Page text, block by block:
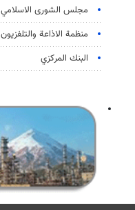
مجلس الشورى الاسلامي
منظمة الاذاعة والتلفزیون
البنك المركزي